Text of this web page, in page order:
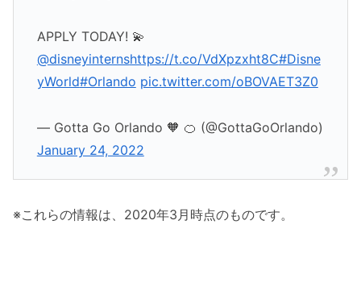
APPLY TODAY! 💫
@disneyinternshttps://t.co/VdXpzxht8C#Disne
yWorld#Orlando pic.twitter.com/oBOVAET3Z0
— Gotta Go Orlando 🧡 🍊 (@GottaGoOrlando)
January 24, 2022
※これらの情報は、2020年3月時点のものです。